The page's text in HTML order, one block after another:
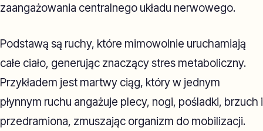
zaangażowania centralnego układu nerwowego.
Podstawą są ruchy, które mimowolnie uruchamiają
całe ciało, generując znaczący stres metaboliczny.
Przykładem jest martwy ciąg, który w jednym
płynnym ruchu angażuje plecy, nogi, pośladki, brzuch i
przedramiona, zmuszając organizm do mobilizacji.